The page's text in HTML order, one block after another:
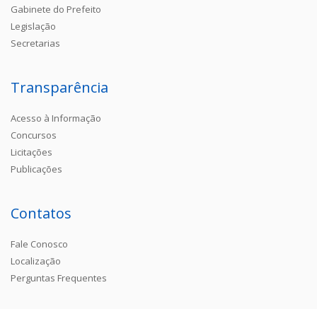
Gabinete do Prefeito
Legislação
Secretarias
Transparência
Acesso à Informação
Concursos
Licitações
Publicações
Contatos
Fale Conosco
Localização
Perguntas Frequentes